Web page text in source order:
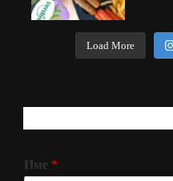
Load More
Име *